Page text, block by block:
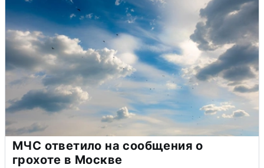
МЧС ответило на сообщения о
грохоте в Москве